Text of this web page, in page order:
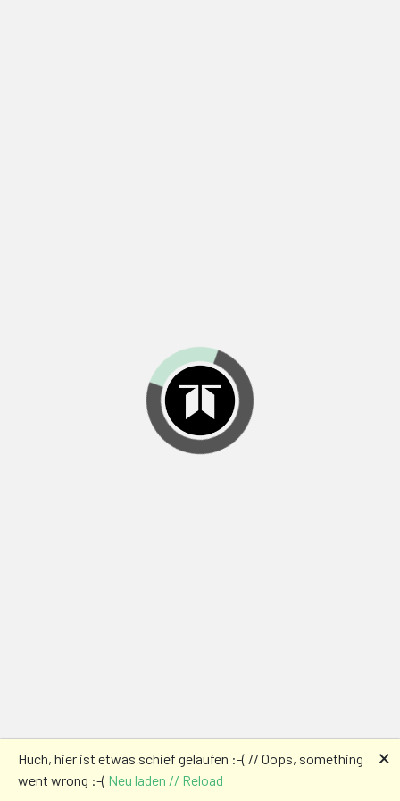
Huch, hier ist etwas schief gelaufen :-( // Oops, something
went wrong :-( Neu laden // Reload
🗙